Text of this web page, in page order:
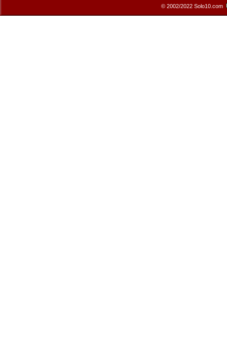
© 2002/2022 Solo10.com